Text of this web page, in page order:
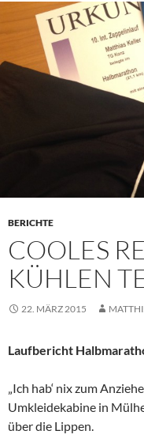
BERICHTE
COOLES
KÜHLEN
22. MÄRZ 2015
Laufbericht
„Ich hab‘ nix zum
Umkleidekabine in
über die Lippen.